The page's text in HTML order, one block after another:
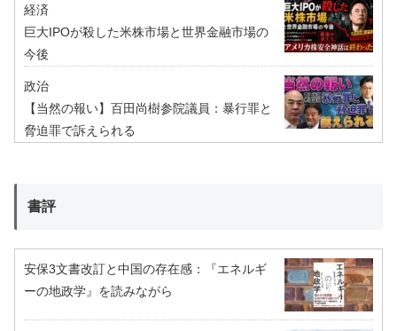
経済
巨大IPOが殺した米株市場と世界金融市場の
今後
政治
【当然の報い】百田尚樹参院議員：暴行罪と
脅迫罪で訴えられる
書評
安保3文書改訂と中国の存在感：『エネルギ
ーの地政学』を読みながら